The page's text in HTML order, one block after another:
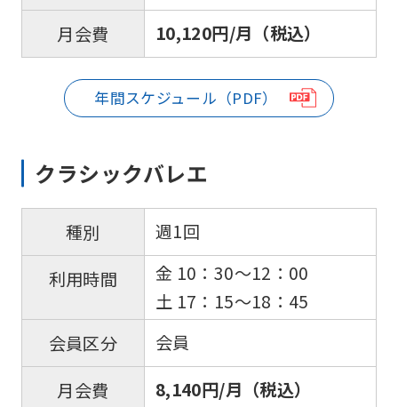
月会費
10,120円/月（税込）
年間スケジュール（PDF）
クラシックバレエ
種別
週1回
利用時間
金 10：30〜12：00
土 17：15～18：45
会員区分
会員
月会費
8,140円/月（税込）
For
foreigners
Sports
official
website
automatically
translated